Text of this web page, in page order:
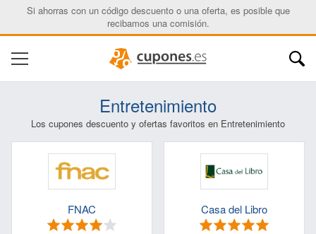
Si ahorras con un código descuento o una oferta, es posible que
recibamos una comisión.
Entretenimiento
Los cupones descuento y ofertas favoritos en Entretenimiento
FNAC Casa del Libro
Correo electrónico: